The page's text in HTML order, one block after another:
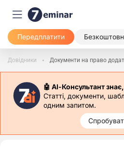
Передплатити
Довідники
🤖 АІ-Консультант
Статті, документи,
одним запитом.